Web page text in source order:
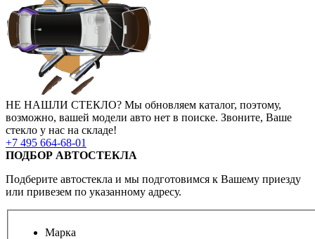
НЕ НАШЛИ СТЕКЛО? Мы обновляем каталог, поэтому,
возможно, вашей модели авто нет в поиске. Звоните, Ваше
стекло у нас на складе!
+7 495 664-68-01
ПОДБОР АВТОСТЕКЛА
Подберите автостекла и мы подготовимся к Вашему приезду
или привезем по указанному адресу.
Марка